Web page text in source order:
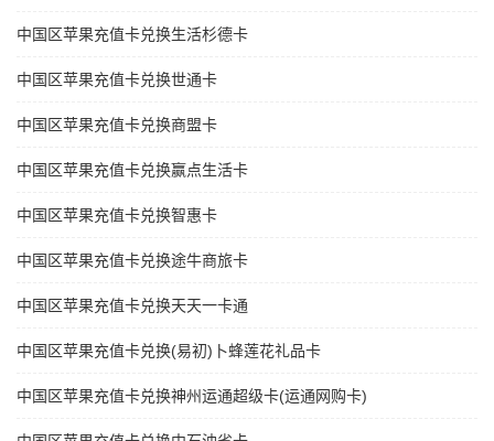
中国区苹果充值卡兑换生活杉德卡
中国区苹果充值卡兑换世通卡
中国区苹果充值卡兑换商盟卡
中国区苹果充值卡兑换赢点生活卡
中国区苹果充值卡兑换智惠卡
中国区苹果充值卡兑换途牛商旅卡
中国区苹果充值卡兑换天天一卡通
中国区苹果充值卡兑换(易初)卜蜂莲花礼品卡
中国区苹果充值卡兑换神州运通超级卡(运通网购卡)